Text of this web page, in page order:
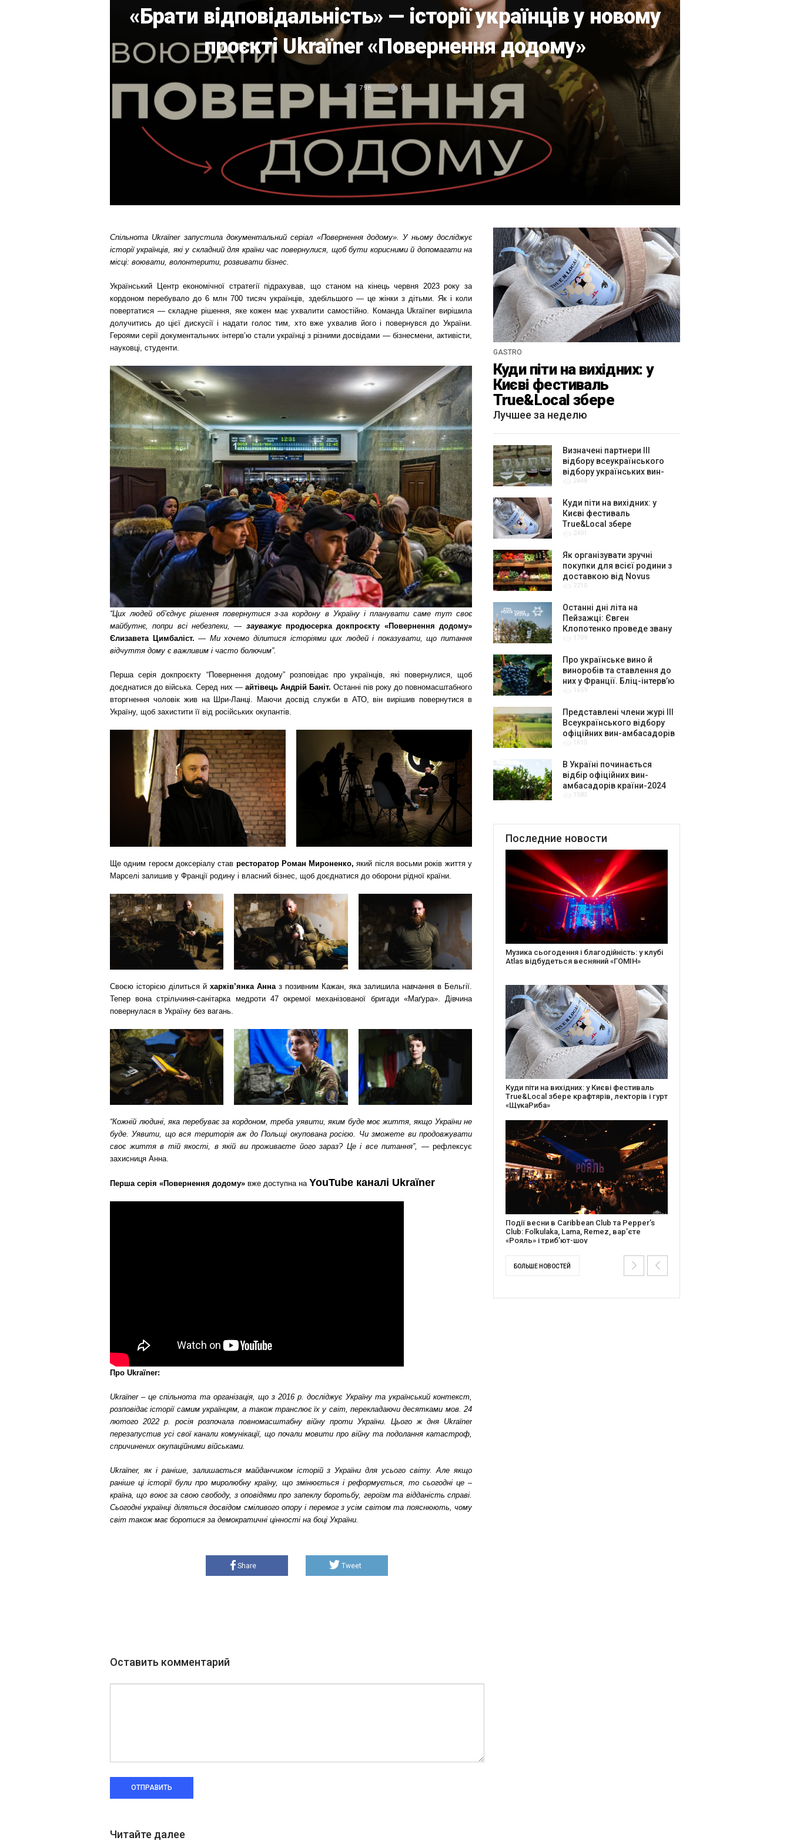
«Брати відповідальність» — історії українців у новому
проєкті Ukraїner «Повернення додому»
798 0
Спільнота Ukraїner запустила документальний серіал «Повернення додому». У ньому досліджує
історії українців, які у складний для країни час повернулися, щоб бути корисними й допомагати на
місці: воювати, волонтерити, розвивати бізнес.
Український Центр економічної стратегії підрахував, що станом на кінець червня 2023 року за
кордоном перебувало до 6 млн 700 тисяч українців, здебільшого — це жінки з дітьми. Як і коли
повертатися — складне рішення, яке кожен має ухвалити самостійно. Команда Ukraїner вирішила
долучитись до цієї дискусії і надати голос тим, хто вже ухвалив його і повернувся до України.
Героями серії документальних інтерв’ю стали українці з різними досвідами — бізнесмени, активісти,
науковці, студенти.
“Цих людей об’єднує рішення повернутися з-за кордону в Україну і планувати саме тут своє
майбутнє, попри всі небезпеки, — зауважуєпродюсерка докпроєкту «Повернення додому»
Єлизавета Цимбаліст. — Ми хочемо ділитися історіями цих людей і показувати, що питання
відчуття дому є важливим і часто болючим”.
Перша серія докпроєкту “Повернення додому” розповідає про українців, які повернулися, щоб
доєднатися до війська. Серед них — айтівець Андрій Баніт. Останні пів року до повномасштабного
вторгнення чоловік жив на Шри-Ланці. Маючи досвід служби в АТО, він вирішив повернутися в
Україну, щоб захистити її від російських окупантів.
Ще одним героєм доксеріалу став ресторатор Роман Мироненко, який після восьми років життя у
Марселі залишив у Франції родину і власний бізнес, щоб доєднатися до оборони рідної країни.
Своєю історією ділиться й харків’янка Анна з позивним Кажан, яка залишила навчання в Бельгії.
Тепер вона стрільчиня-санітарка медроти 47 окремої механізованої бригади «Маґура». Дівчина
повернулася в Україну без вагань.
“Кожній людині, яка перебуває за кордоном, треба уявити, яким буде моє життя, якщо України не
буде. Уявити, що вся територія аж до Польщі окупована росією. Чи зможете ви продовжувати
своє життя в тій якості, в якій ви проживаєте його зараз? Це і все питання”, — рефлексує
захисниця Анна.
Перша серія «Повернення додому» вже доступна на YouTube каналі Ukraїner
Про Ukraїner:
Ukraїner – це спільнота та організація, що з 2016 р. досліджує Україну та український контекст,
розповідає історії самим українцям, а також транслює їх у світ, перекладаючи десятками мов. 24
лютого 2022 р. росія розпочала повномасштабну війну проти України. Цього ж дня Ukraїner
перезапустив усі свої канали комунікації, що почали мовити про війну та подолання катастроф,
спричинених окупаційними військами.
Ukraїner, як і раніше, залишається майданчиком історій з України для усього світу. Але якщо
раніше ці історії були про миролюбну країну, що змінюється і реформується, то сьогодні це –
країна, що воює за свою свободу, з оповідями про запеклу боротьбу, героїзм та відданість справі.
Сьогодні українці діляться досвідом сміливого опору і перемог з усім світом та пояснюють, чому
світ також має боротися за демократичні цінності на боці України.
Share Tweet
Оставить комментарий
ОТПРАВИТЬ
Читайте далее
GASTRO
Куди піти на вихідних: у
Києві фестиваль
True&Local збере
крафтярів, лекторів і гурт
«ЩукаРиба»
Лучшее за неделю
Визначені партнери ІІІ
відбору всеукраїнського
відбору українських вин-
амбасадорів
2848
Куди піти на вихідних: у
Києві фестиваль
True&Local збере
крафтярів, лекторів і гурт
2401
Як організувати зручні
покупки для всієї родини з
доставкою від Novus
2210
Останні дні літа на
Пейзажці: Євген
Клопотенко проведе звану
вечерю присвячену Києву
1709
Про українське вино й
виноробів та ставлення до
них у Франції. Бліц-інтерв’ю
з керівниками музею вина
1659
Представлені члени журі ІІІ
Всеукраїнського відбору
офіційних вин-амбасадорів
України
1613
В Україні починається
відбір офіційних вин-
амбасадорів країни-2024
для центру культурної
1583
Последние новости
Створіть святкову листівку та допоможіть
стареньким: майстер-клас від БФ «Юлині
27 років музичної історії: Caribbean Club
відсвяткує День Народження серією
благодійних подій
Документальний фільм “Будинок “Слово”
англійською покажуть в країнах Європи,
Канаді та США
БОЛЬШЕ НОВОСТЕЙ